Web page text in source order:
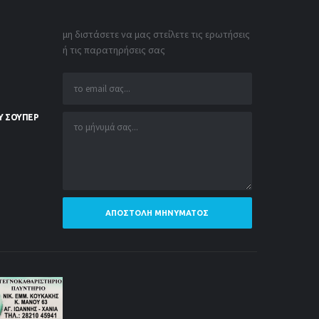
ΣΟΥΠΕΡ
μη διστάσετε να μας στείλετε τις ερωτήσεις
ή τις παρατηρήσεις σας
ΑΠΟΣΤΟΛΉ ΜΗΝΎΜΑΤΟΣ